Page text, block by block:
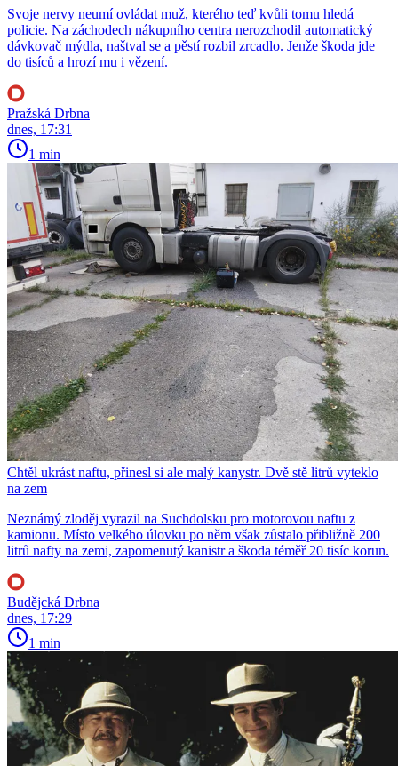
Svoje nervy neumí ovládat muž, kterého teď kvůli tomu hledá
policie. Na záchodech nákupního centra nerozchodil automatický
dávkovač mýdla, naštval se a pěstí rozbil zrcadlo. Jenže škoda jde
do tisíců a hrozí mu i vězení.
Pražská Drbna
dnes, 17:31
1 min
Chtěl ukrást naftu, přinesl si ale malý kanystr. Dvě stě litrů vyteklo
na zem
Neznámý zloděj vyrazil na Suchdolsku pro motorovou naftu z
kamionu. Místo velkého úlovku po něm však zůstalo přibližně 200
litrů nafty na zemi, zapomenutý kanistr a škoda téměř 20 tisíc korun.
Budějcká Drbna
dnes, 17:29
1 min